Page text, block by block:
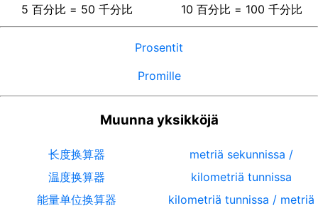
5 百分比 = 50 千分比
10 百分比 = 100 千分比
Prosentit
Promille
Muunna yksikköjä
长度换算器
温度换算器
能量单位换算器
metriä sekunnissa /
kilometriä tunnissa
kilometriä tunnissa / metriä